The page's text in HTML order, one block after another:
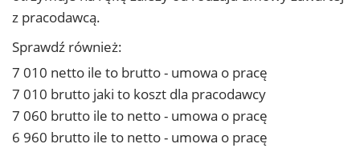
z pracodawcą.
Sprawdź również:
7 010 netto ile to brutto - umowa o pracę
7 010 brutto jaki to koszt dla pracodawcy
7 060 brutto ile to netto - umowa o pracę
6 960 brutto ile to netto - umowa o pracę